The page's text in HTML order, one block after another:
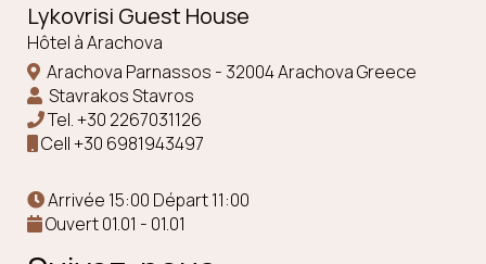
Lykovrisi Guest House
Hôtel à Arachova
Arachova Parnassos - 32004 Arachova Greece
Stavrakos Stavros
Tel.+30 2267031126
Cell+30 6981943497
Arrivée 15:00 Départ 11:00
Ouvert 01.01 - 01.01